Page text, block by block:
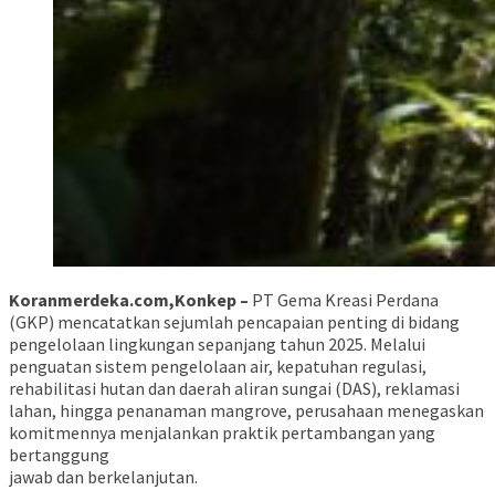
Koranmerdeka.com,Konkep – PT Gema Kreasi Perdana
(GKP) mencatatkan sejumlah pencapaian penting di bidang
pengelolaan lingkungan sepanjang tahun 2025. Melalui
penguatan sistem pengelolaan air, kepatuhan regulasi,
rehabilitasi hutan dan daerah aliran sungai (DAS), reklamasi
lahan, hingga penanaman mangrove, perusahaan menegaskan
komitmennya menjalankan praktik pertambangan yang
bertanggung
jawab dan berkelanjutan.